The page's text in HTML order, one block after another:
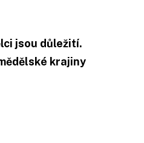
jsou důležití.
krajiny